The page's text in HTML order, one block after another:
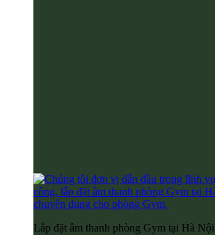
Lắp đặt âm thanh phòng Gym tại Hà Nội